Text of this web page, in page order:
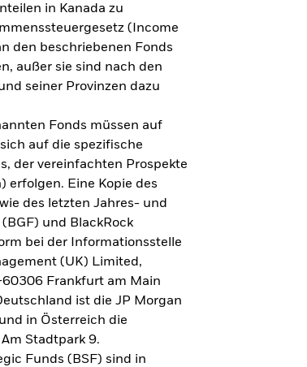
in Kanada zu
(Income
den beschriebenen Fonds
außer sie sind nach den
seiner Provinzen dazu
Fonds müssen auf
auf die spezifische
der vereinfachten Prospekte
erfolgen. Eine Kopie des
des letzten Jahres- und
und BlackRock
bei der Informationsstelle
(UK) Limited,
Frankfurt am Main
ist die JP Morgan
in Österreich die
Stadtpark 9.
Funds (BSF) sind in